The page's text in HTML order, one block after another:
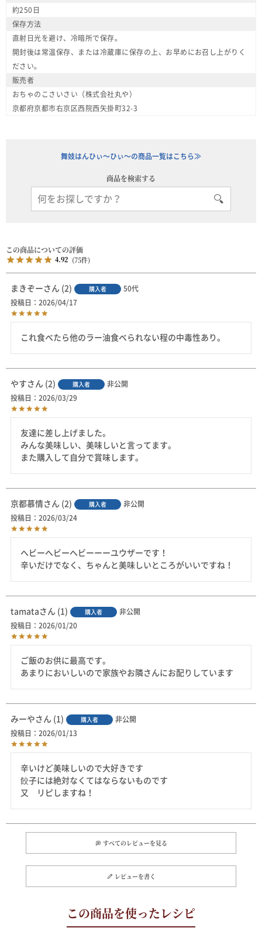
約250日
保存方法
直射日光を避け、冷暗所で保存。
開封後は常温保存、または冷蔵庫に保存の上、お早めにお召し上がりく
ださい。
販売者
おちゃのこさいさい（株式会社丸や）
京都府京都市右京区西院西矢掛町32-3
舞妓はんひぃ～ひぃ～の商品一覧はこちら≫
商品を検索する
4.92 75
まきぞー 2 購入者
50代
投稿日
2026/04/17
やす 2 購入者
非公開
投稿日
2026/03/29
友達に差し上げました。
みんな美味しい、美味しいと言ってます。
また購入して自分で賞味します。
京都慕情 2 購入者
非公開
投稿日
2026/03/24
ヘビーヘビーヘビーーーユウザーです！
辛いだけでなく、ちゃんと美味しいところがいいですね！
tamata 1 購入者
非公開
投稿日
2026/01/20
ご飯のお供に最高です。
あまりにおいしいので家族やお隣さんにお配りしています
みーや 1 購入者
非公開
投稿日
2026/01/13
辛いけど美味しいので大好きです
餃子には絶対なくてはならないものです
又　リピしますね！
すべてのレビューを見る
レビューを書く